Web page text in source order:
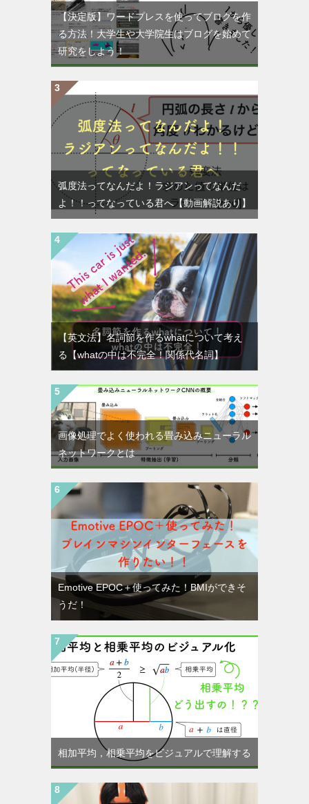
【決定版】ワードプレスを使ってブログを作
る方法！大学生や大学院生はブログを始めて
研究をしよう！
弧度法ってなんだよ！ラジアンってなんだ
よ！！ってなっている君へ【動画解説あり】
【英文法】名詞節を作るwhatについて考え
る【whatの中は不完全！関係代名詞】
画像処理でよく使われる畳み込みニューラル
ネットワークとは
Emotive EPOC＋使ってみた！BMIができそ
うだ！
相加平均，相乗平均をビジュアルで理解する